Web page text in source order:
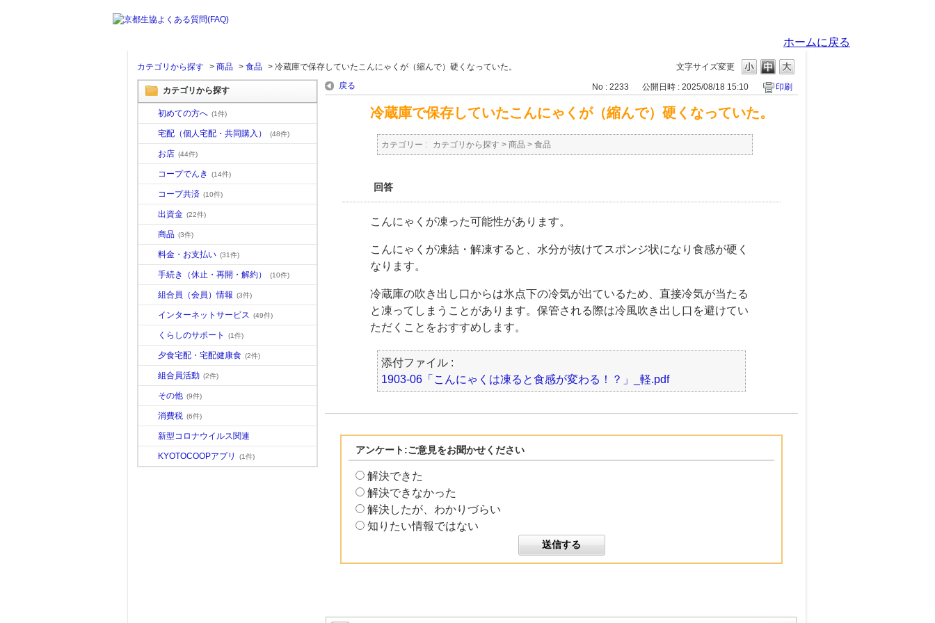
ホームに戻る
文字サイズ変更
カテゴリから探す > 商品 > 食品 > 冷蔵庫で保存していたこんにゃくが（縮んで）硬くなっていた。
カテゴリから探す
初めての方へ (1件)
宅配（個人宅配・共同購入） (48件)
お店 (44件)
コープでんき (14件)
コープ共済 (10件)
出資金 (22件)
商品 (3件)
料金・お支払い (31件)
手続き（休止・再開・解約） (10件)
組合員（会員）情報 (3件)
インターネットサービス (49件)
くらしのサポート (1件)
夕食宅配・宅配健康食 (2件)
組合員活動 (2件)
その他 (9件)
消費税 (6件)
新型コロナウイルス関連
KYOTOCOOPアプリ (1件)
戻る No : 2233 公開日時 : 2025/08/18 15:10 印刷
冷蔵庫で保存していたこんにゃくが（縮んで）硬くなっていた。
カテゴリー : カテゴリから探す > 商品 > 食品
回答
こんにゃくが凍った可能性があります。
こんにゃくが凍結・解凍すると、水分が抜けてスポンジ状になり食感が硬く
なります。
冷蔵庫の吹き出し口からは氷点下の冷気が出ているため、直接冷気が当たる
と凍ってしまうことがあります。保管される際は冷風吹き出し口を避けてい
ただくことをおすすめします。
添付ファイル :
1903-06「こんにゃくは凍ると食感が変わる！？」_軽.pdf
アンケート:ご意見をお聞かせください
解決できた
解決できなかった
解決したが、わかりづらい
知りたい情報ではない